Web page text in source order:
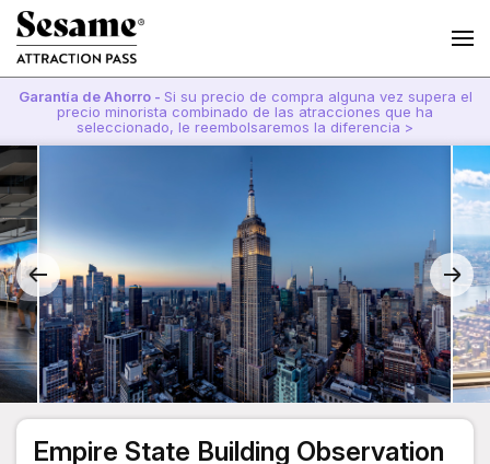
Garantía de Ahorro - Si su precio de compra alguna vez supera el
precio minorista combinado de las atracciones que ha
seleccionado, le reembolsaremos la diferencia >
Empire State Building Observation